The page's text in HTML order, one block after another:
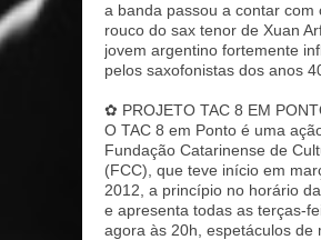
a banda passou a contar com
rouco do sax tenor de Xuan
jovem argentino fortemente
pelos saxofonistas dos anos
✿ PROJETO TAC 8 EM
O TAC 8 em Ponto é uma
Fundação Catarinense de
(FCC), que teve início em
2012, a princípio no horário
e apresenta todas as terças-
agora às 20h, espetáculos de